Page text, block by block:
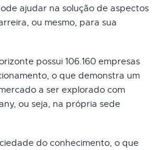
ajudar na solução de aspectos
ou mesmo, para sua
possui 106.160 empresas
o que demonstra um
a ser explorado com
ou seja, na própria sede
do conhecimento, o que